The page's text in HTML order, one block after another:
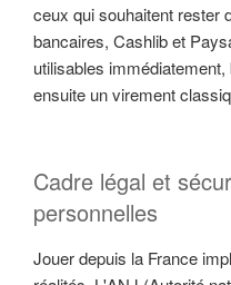
ceux qui souhaitent rester
bancaires, Cashlib et
utilisables
ensuite un virement
Cadre légal et
personnelles
Jouer depuis la France